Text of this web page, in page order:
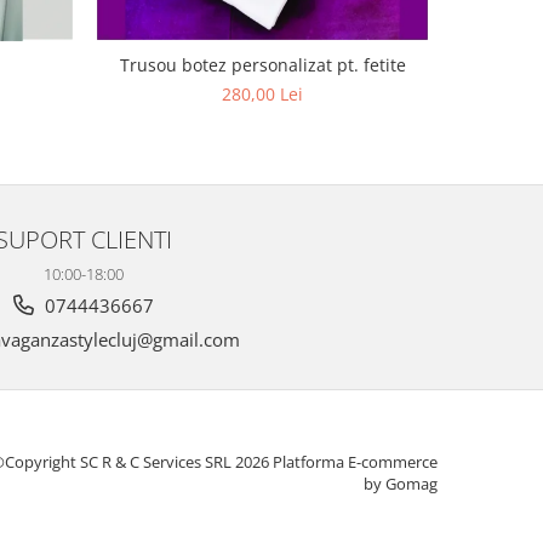
Trusou botez personalizat pt. fetite
280,00 Lei
CLIENTI
10:00-18:00
0744436667
SC R & C Services SRL 2026 Platforma E-commerce
by Gomag